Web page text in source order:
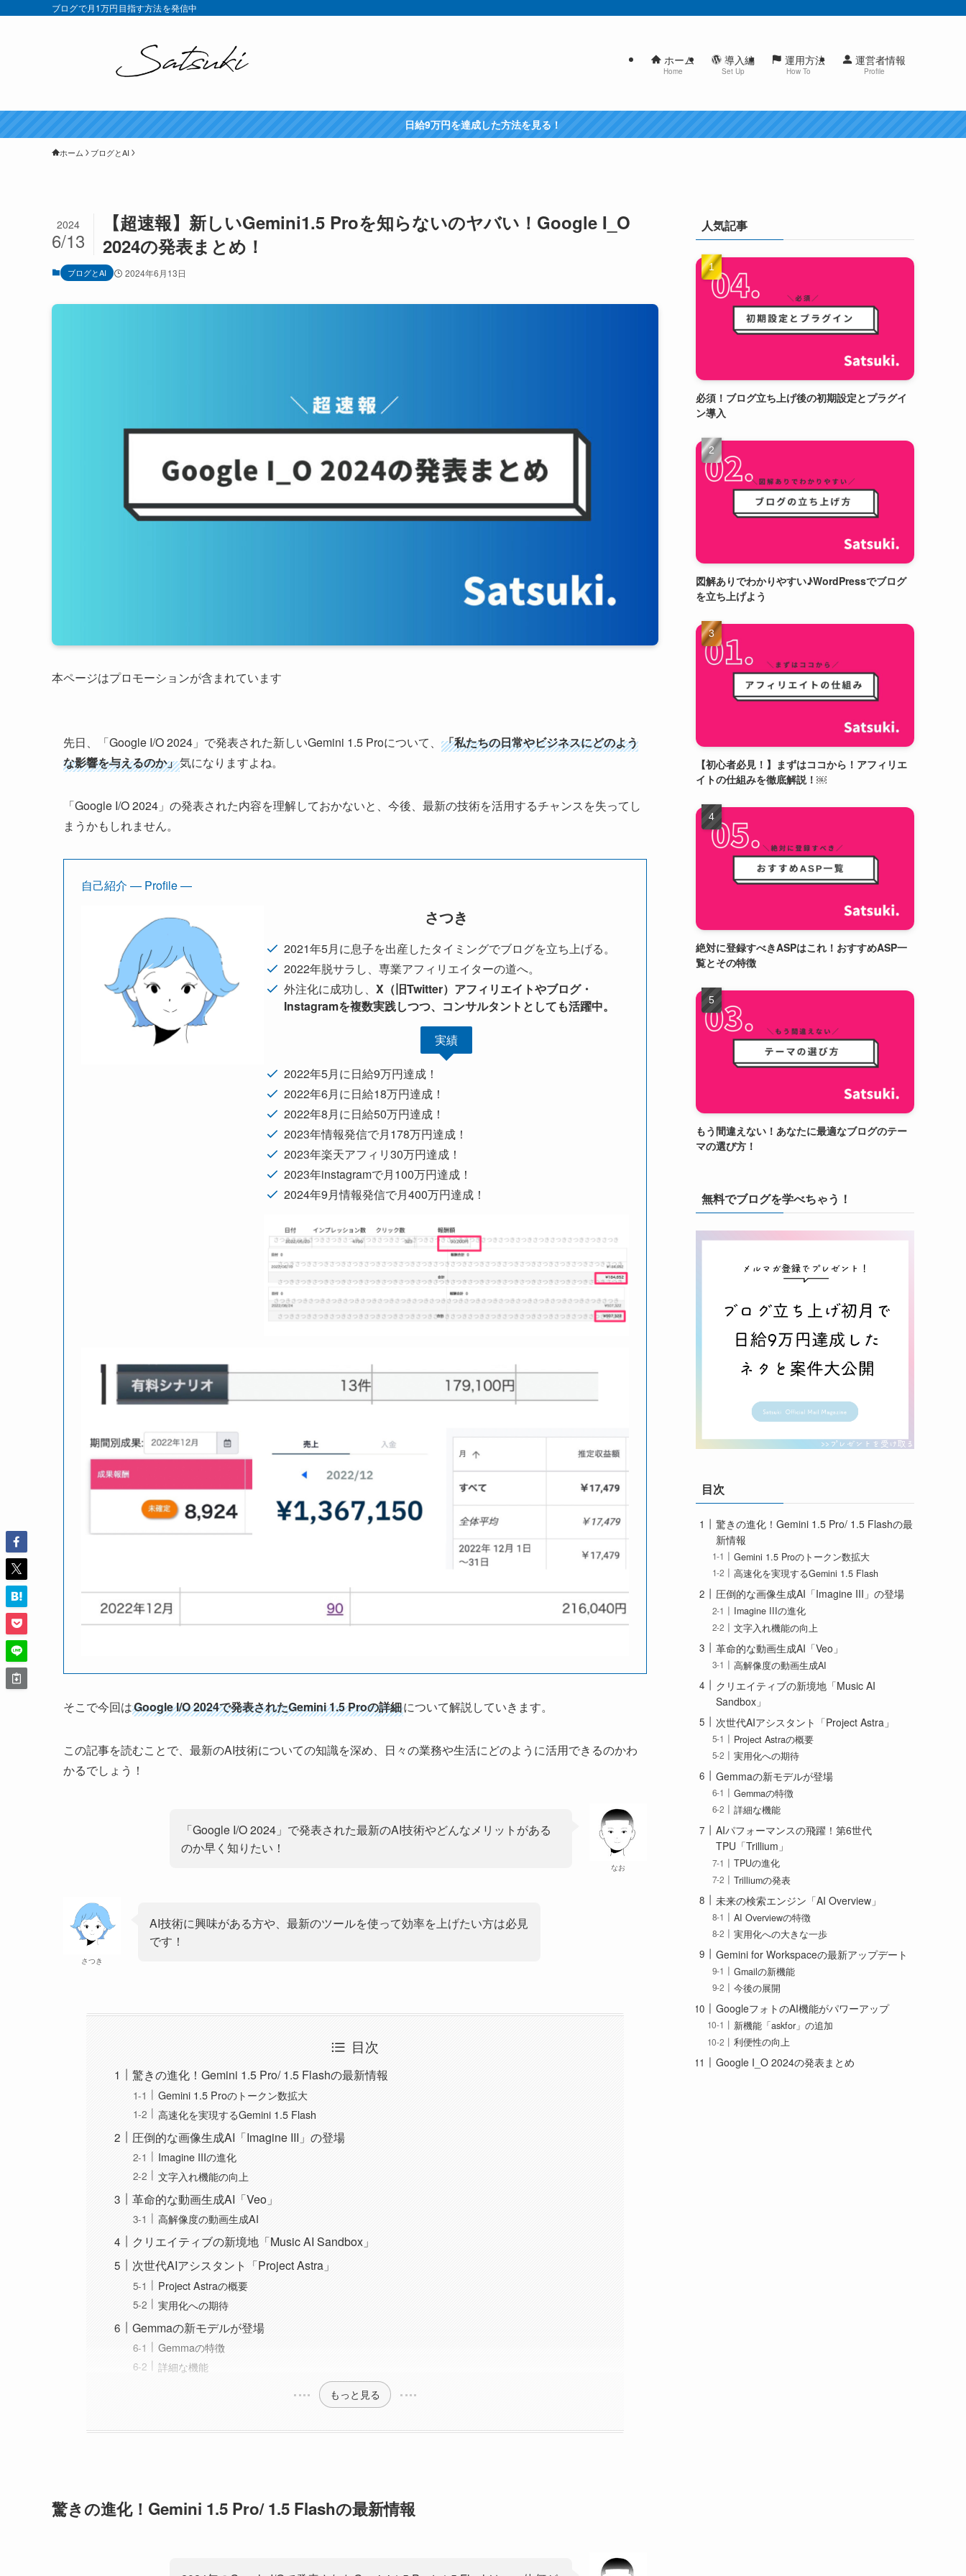
ブログで月1万円目指す方法を発信中
ホーム
Home
導入編
Set Up
運用方法
How To
運営者情報
Profile
日給9万円を達成した方法を見る！
ホーム ブログとAI
【超速報】新しいGemini1.5 Proを知らないのヤバい！Google I_O
2024の発表まとめ！
2024
6/13
ブログとAI 2024年6月13日
本ページはプロモーションが含まれています
先日、「Google I/O 2024」で発表された新しいGemini 1.5 Proについて、 「私たちの日常やビジネスにどのよう
な影響を与えるのか」気になりますよね。
「Google I/O 2024」の発表された内容を理解しておかないと、今後、最新の技術を活用するチャンスを失ってし
まうかもしれません。
自己紹介 — Profile —
さつき
2021年5月に息子を出産したタイミングでブログを立ち上げる。
2022年脱サラし、専業アフィリエイターの道へ。
外注化に成功し、 X（旧Twitter）アフィリエイトやブログ・
Instagramを複数実践しつつ、コンサルタントとしても活躍中。
実績
2022年5月に日給9万円達成！
2022年6月に日給18万円達成！
2022年8月に日給50万円達成！
2023年情報発信で月178万円達成！
2023年楽天アフィリ30万円達成！
2023年instagramで月100万円達成！
2024年9月情報発信で月400万円達成！
そこで今回はGoogle I/O 2024で発表されたGemini 1.5 Proの詳細について解説していきます。
この記事を読むことで、最新のAI技術についての知識を深め、日々の業務や生活にどのように活用できるのかわ
かるでしょう！
なお
「Google I/O 2024」で発表された最新のAI技術やどんなメリットがある
のか早く知りたい！
さつき
AI技術に興味がある方や、最新のツールを使って効率を上げたい方は必見
です！
目次
驚きの進化！Gemini 1.5 Pro/ 1.5 Flashの最新情報
Gemini 1.5 Proのトークン数拡大
高速化を実現するGemini 1.5 Flash
圧倒的な画像生成AI「Imagine III」の登場
Imagine IIIの進化
文字入れ機能の向上
革命的な動画生成AI「Veo」
高解像度の動画生成AI
クリエイティブの新境地「Music AI Sandbox」
次世代AIアシスタント「Project Astra」
Project Astraの概要
実用化への期待
Gemmaの新モデルが登場
Gemmaの特徴
詳細な機能
もっと見る
驚きの進化！Gemini 1.5 Pro/ 1.5 Flashの最新情報
人気記事
必須！ブログ立ち上げ後の初期設定とプラグイ
ン導入
図解ありでわかりやすい♪WordPressでブログ
を立ち上げよう
【初心者必見！】まずはココから！アフィリエ
イトの仕組みを徹底解説！￼
絶対に登録すべきASPはこれ！おすすめASP一
覧とその特徴
もう間違えない！あなたに最適なブログのテー
マの選び方！
無料でブログを学べちゃう！
目次
驚きの進化！Gemini 1.5 Pro/ 1.5 Flashの最
新情報
Gemini 1.5 Proのトークン数拡大
高速化を実現するGemini 1.5 Flash
圧倒的な画像生成AI「Imagine III」の登場
Imagine IIIの進化
文字入れ機能の向上
革命的な動画生成AI「Veo」
高解像度の動画生成AI
クリエイティブの新境地「Music AI
Sandbox」
次世代AIアシスタント「Project Astra」
Project Astraの概要
実用化への期待
Gemmaの新モデルが登場
Gemmaの特徴
詳細な機能
AIパフォーマンスの飛躍！第6世代
TPU「Trillium」
TPUの進化
Trilliumの発表
未来の検索エンジン「AI Overview」
AI Overviewの特徴
実用化への大きな一歩
Gemini for Workspaceの最新アップデート
Gmailの新機能
今後の展開
GoogleフォトのAI機能がパワーアップ
新機能「askfor」の追加
利便性の向上
Google I_O 2024の発表まとめ